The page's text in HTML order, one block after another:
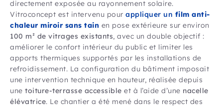
directement exposée au rayonnement solaire.
Vitroconcept est intervenu pour appliquer un film anti-
chaleur miroir sans tain en pose extérieure sur environ
100 m² de vitrages existants, avec un double objectif :
améliorer le confort intérieur du public et limiter les
apports thermiques supportés par les installations de
refroidissement. La configuration du bâtiment imposait
une intervention technique en hauteur, réalisée depuis
une toiture-terrasse accessible et à l’aide d’une nacelle
élévatrice. Le chantier a été mené dans le respect des